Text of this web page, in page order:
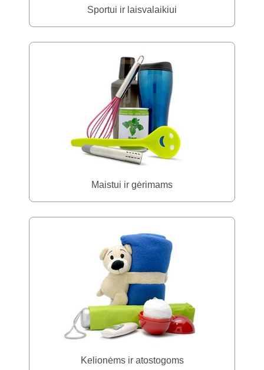
Sportui ir laisvalaikiui
Maistui ir gėrimams
Kelionėms ir atostogoms